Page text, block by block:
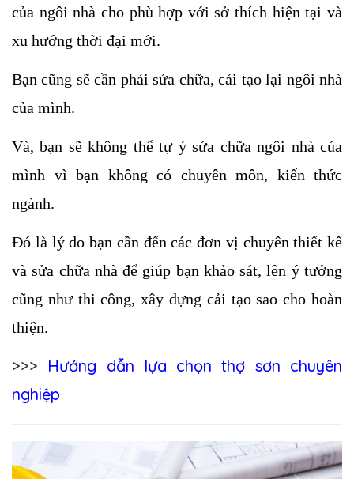
của ngôi nhà cho phù hợp với sở thích hiện tại và
xu hướng thời đại mới.
Bạn cũng sẽ cần phải sửa chữa, cải tạo lại ngôi nhà
của mình.
Và, bạn sẽ không thể tự ý sửa chữa ngôi nhà của
mình vì bạn không có chuyên môn, kiến thức
ngành.
Đó là lý do bạn cần đến các đơn vị chuyên thiết kế
và sửa chữa nhà để giúp bạn khảo sát, lên ý tưởng
cũng như thi công, xây dựng cải tạo sao cho hoàn
thiện.
>>> Hướng dẫn lựa chọn thợ sơn chuyên
nghiệp